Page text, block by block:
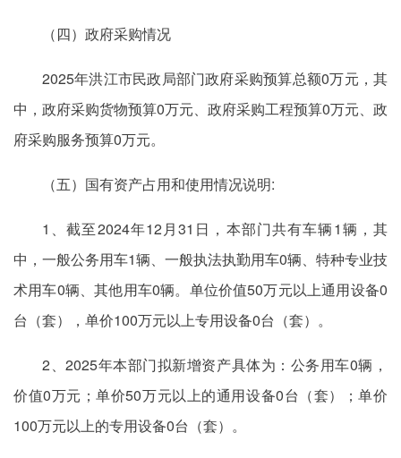
（四）政府采购情况
2025年洪江市民政局部门政府采购预算总额0万元，其
中，政府采购货物预算0万元、政府采购工程预算0万元、政
府采购服务预算0万元。
（五）国有资产占用和使用情况说明:
1、截至2024年12月31日，本部门共有车辆1辆，其
中，一般公务用车1辆、一般执法执勤用车0辆、特种专业技
术用车0辆、其他用车0辆。单位价值50万元以上通用设备0
台（套），单价100万元以上专用设备0台（套）。
2、2025年本部门拟新增资产具体为：公务用车0辆，
价值0万元；单价50万元以上的通用设备0台（套）；单价
100万元以上的专用设备0台（套）。